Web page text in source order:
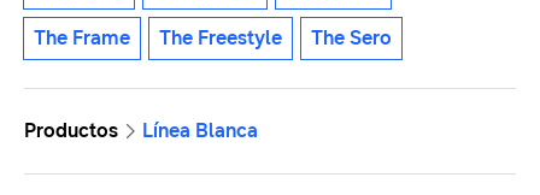
The Frame The Freestyle The Sero
Productos Línea Blanca